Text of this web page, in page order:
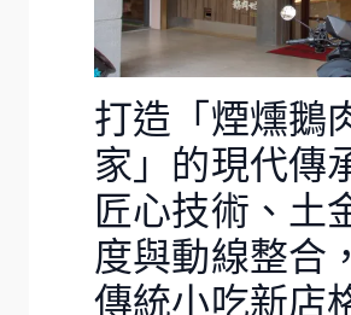
打造「煙燻鵝
家」的現代傳
匠心技術、土
度與動線整合
傳統小吃新店